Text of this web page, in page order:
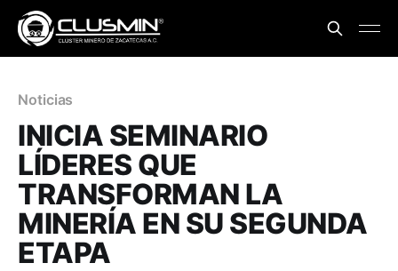
Noticias
INICIA SEMINARIO
LÍDERES QUE
TRANSFORMAN LA
MINERÍA EN SU SEGUNDA
ETAPA